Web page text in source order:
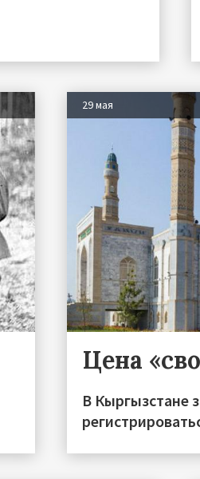
29 мая
Цена
В Кыргызстане